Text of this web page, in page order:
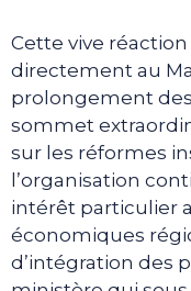
Cette vive réaction
directement au
prolongement
sommet
sur les réformes
l’organisation
intérêt particulier
économiques
d’intégration des